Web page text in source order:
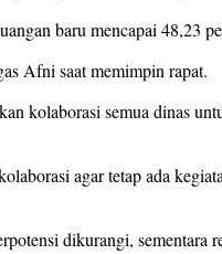
baru mencapai 48,23
Afni saat memimpin rapat.
kolaborasi semua dinas
agar tetap ada
dikurangi, sementara